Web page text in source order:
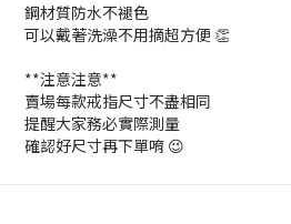
鋼材質防水不褪色
可以戴著洗澡不用摘超方便 👏
**注意注意**
賣場每款戒指尺寸不盡相同
提醒大家務必實際測量
確認好尺寸再下單唷 😉